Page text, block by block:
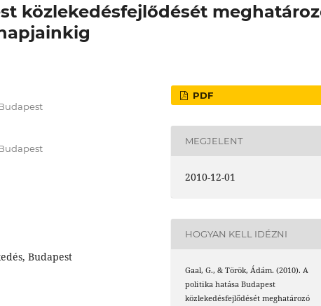
közlekedésfejlődését
Budapest
PDF
MEGJELENT
2010-12-01
HOGYAN KELL IDÉZNI
Gaal, G., & Török, Ádám. (2010). A
politika hatása Budapest
közlekedésfejlődését meghatározó